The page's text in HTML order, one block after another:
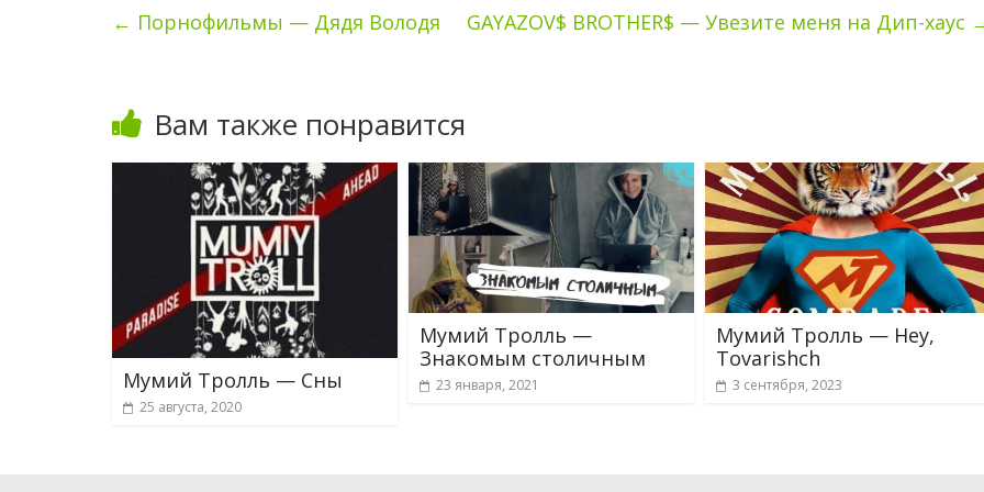
← Порнофильмы — Дядя Володя GAYAZOV$ BROTHER$ — Увезите меня на Дип-хаус
Вам также понравится
Мумий Тролль — Сны
25 августа, 2020
Мумий Тролль —
Знакомым столичным
23 января, 2021
Мумий Тролль — Hey,
Tovarishch
3 сентября, 2023